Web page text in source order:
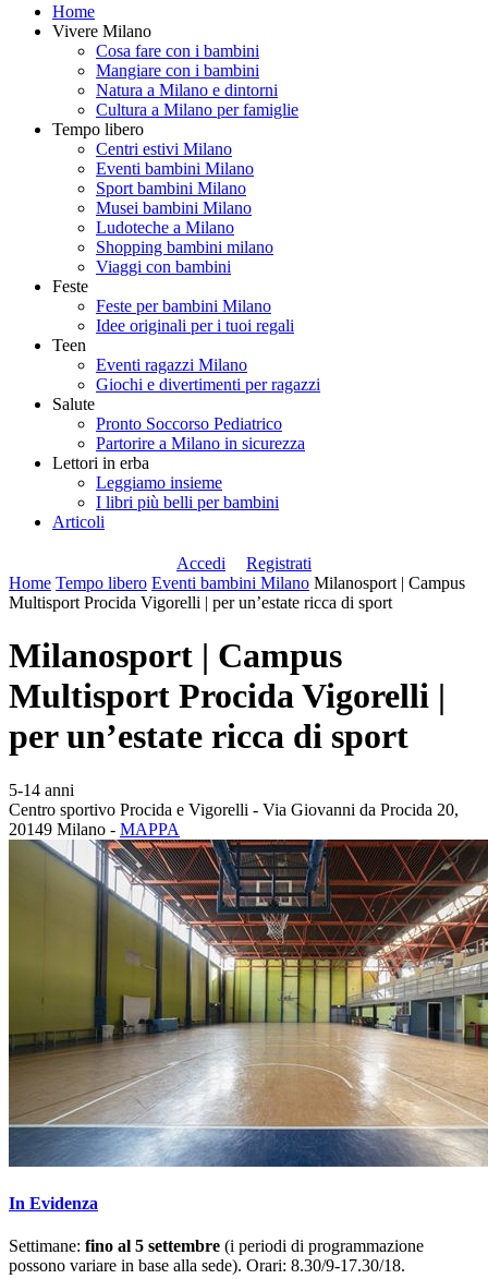
Home
Vivere Milano
Cosa fare con i bambini
Mangiare con i bambini
Natura a Milano e dintorni
Cultura a Milano per famiglie
Tempo libero
Centri estivi Milano
Eventi bambini Milano
Sport bambini Milano
Musei bambini Milano
Ludoteche a Milano
Shopping bambini milano
Viaggi con bambini
Feste
Feste per bambini Milano
Idee originali per i tuoi regali
Teen
Eventi ragazzi Milano
Giochi e divertimenti per ragazzi
Salute
Pronto Soccorso Pediatrico
Partorire a Milano in sicurezza
Lettori in erba
Leggiamo insieme
I libri più belli per bambini
Articoli
Accedi
Registrati
Home Tempo libero Eventi bambini Milano Milanosport | Campus
Multisport Procida Vigorelli | per un’estate ricca di sport
Milanosport | Campus
Multisport Procida Vigorelli |
per un’estate ricca di sport
5-14 anni
Centro sportivo Procida e Vigorelli - Via Giovanni da Procida 20,
20149 Milano - MAPPA
In Evidenza
Settimane: fino al 5 settembre (i periodi di programmazione
possono variare in base alla sede). Orari: 8.30/9-17.30/18.